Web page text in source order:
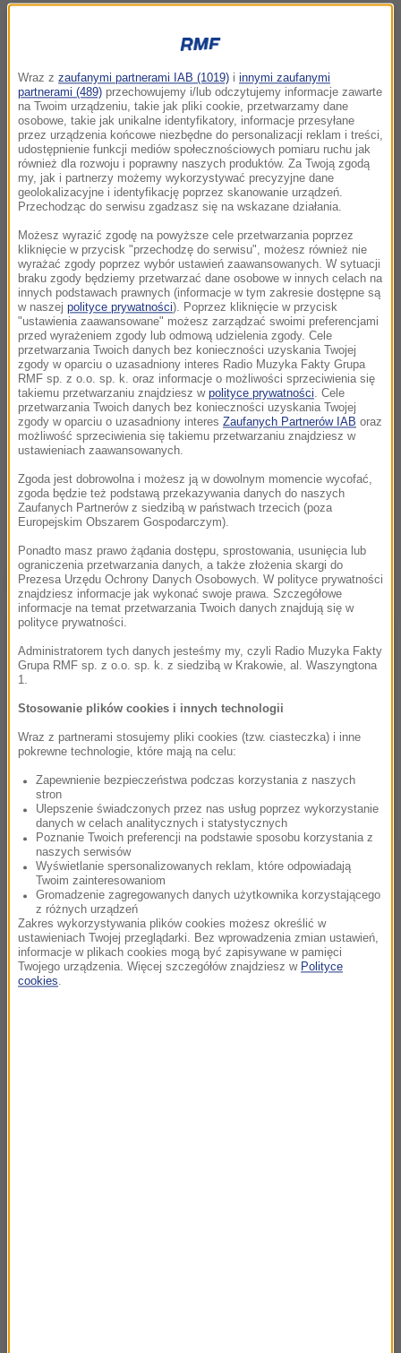
Dalsza część artykułu pod materiałem video:
Wraz z zaufanymi partnerami IAB (1019) i innymi zaufanymi
partnerami (489) przechowujemy i/lub odczytujemy informacje zawarte
na Twoim urządzeniu, takie jak pliki cookie, przetwarzamy dane
osobowe, takie jak unikalne identyfikatory, informacje przesyłane
przez urządzenia końcowe niezbędne do personalizacji reklam i treści,
udostępnienie funkcji mediów społecznościowych pomiaru ruchu jak
również dla rozwoju i poprawny naszych produktów. Za Twoją zgodą
my, jak i partnerzy możemy wykorzystywać precyzyjne dane
geolokalizacyjne i identyfikację poprzez skanowanie urządzeń.
Przechodząc do serwisu zgadzasz się na wskazane działania.
Możesz wyrazić zgodę na powyższe cele przetwarzania poprzez
kliknięcie w przycisk "przechodzę do serwisu", możesz również nie
wyrażać zgody poprzez wybór ustawień zaawansowanych. W sytuacji
braku zgody będziemy przetwarzać dane osobowe w innych celach na
innych podstawach prawnych (informacje w tym zakresie dostępne są
w naszej polityce prywatności). Poprzez kliknięcie w przycisk
"ustawienia zaawansowane" możesz zarządzać swoimi preferencjami
przed wyrażeniem zgody lub odmową udzielenia zgody. Cele
przetwarzania Twoich danych bez konieczności uzyskania Twojej
zgody w oparciu o uzasadniony interes Radio Muzyka Fakty Grupa
RMF sp. z o.o. sp. k. oraz informacje o możliwości sprzeciwienia się
takiemu przetwarzaniu znajdziesz w polityce prywatności. Cele
przetwarzania Twoich danych bez konieczności uzyskania Twojej
zgody w oparciu o uzasadniony interes Zaufanych Partnerów IAB oraz
możliwość sprzeciwienia się takiemu przetwarzaniu znajdziesz w
ustawieniach zaawansowanych.
Zgoda jest dobrowolna i możesz ją w dowolnym momencie wycofać,
zgoda będzie też podstawą przekazywania danych do naszych
Zaufanych Partnerów z siedzibą w państwach trzecich (poza
Europejskim Obszarem Gospodarczym).
Ponadto masz prawo żądania dostępu, sprostowania, usunięcia lub
ograniczenia przetwarzania danych, a także złożenia skargi do
Prezesa Urzędu Ochrony Danych Osobowych. W polityce prywatności
znajdziesz informacje jak wykonać swoje prawa. Szczegółowe
informacje na temat przetwarzania Twoich danych znajdują się w
polityce prywatności.
Administratorem tych danych jesteśmy my, czyli Radio Muzyka Fakty
Grupa RMF sp. z o.o. sp. k. z siedzibą w Krakowie, al. Waszyngtona
1.
Stosowanie plików cookies i innych technologii
Wraz z partnerami stosujemy pliki cookies (tzw. ciasteczka) i inne
pokrewne technologie, które mają na celu:
Zapewnienie bezpieczeństwa podczas korzystania z naszych
stron
Ulepszenie świadczonych przez nas usług poprzez wykorzystanie
danych w celach analitycznych i statystycznych
Poznanie Twoich preferencji na podstawie sposobu korzystania z
naszych serwisów
Wyświetlanie spersonalizowanych reklam, które odpowiadają
Twoim zainteresowaniom
Gromadzenie zagregowanych danych użytkownika korzystającego
z różnych urządzeń
Zakres wykorzystywania plików cookies możesz określić w
ustawieniach Twojej przeglądarki. Bez wprowadzenia zmian ustawień,
informacje w plikach cookies mogą być zapisywane w pamięci
Twojego urządzenia. Więcej szczegółów znajdziesz w Polityce
cookies.